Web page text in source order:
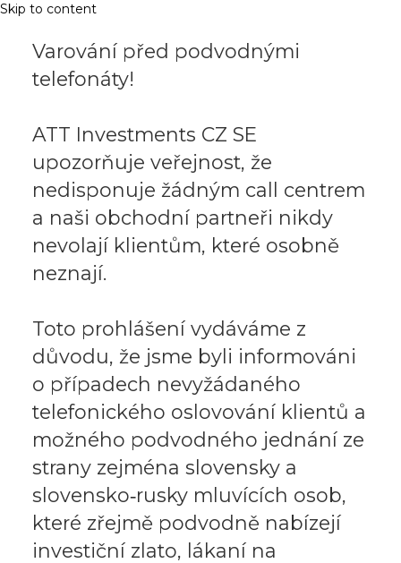
Skip to content
Varování před podvodnými
telefonáty!
ATT Investments CZ SE
upozorňuje veřejnost, že
nedisponuje žádným call centrem
a naši obchodní partneři nikdy
nevolají klientům, které osobně
neznají.
Toto prohlášení vydáváme z
důvodu, že jsme byli informováni
o případech nevyžádaného
telefonického oslovování klientů a
možného podvodného jednání ze
strany zejména slovensky a
slovensko‑rusky mluvících osob,
které zřejmě podvodně nabízejí
investiční zlato, lákaní na